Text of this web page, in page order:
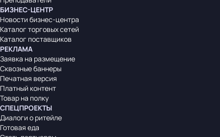
БИЗНЕС-ЦЕНТР
Новости бизнес-центра
Каталог торговых сетей
Каталог поставщиков
РЕКЛАМА
Заявка на размещение
Сквозные баннеры
Печатная версия
Платный контент
Товар на полку
СПЕЦПРОЕКТЫ
Диалоги о ритейле
Готовая еда